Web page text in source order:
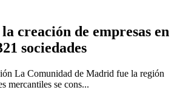
creación de empresas en
sociedades
La Comunidad de Madrid fue la región
mercantiles se cons...